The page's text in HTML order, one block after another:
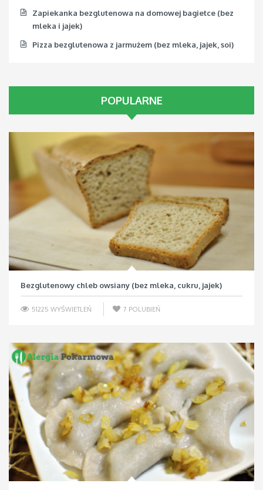
Zapiekanka bezglutenowa na domowej bagietce (bez
mleka i jajek)
Pizza bezglutenowa z jarmużem (bez mleka, jajek, soi)
POPULARNE
Bezglutenowy chleb owsiany (bez mleka, cukru, jajek)
51225 WYŚWIETLEŃ 7 POLUBIEŃ